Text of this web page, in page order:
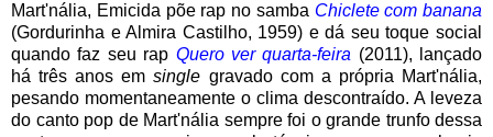
Mart'nália, Emicida põe rap no samba Chiclete com banana
(Gordurinha e Almira Castilho, 1959) e dá seu toque social
quando faz seu rap Quero ver quarta-feira (2011), lançado
há três anos emsingle gravado com a própria Mart'nália,
pesando momentaneamente o clima descontraído. A leveza
do canto pop de Mart'nália sempre foi o grande trunfo dessa